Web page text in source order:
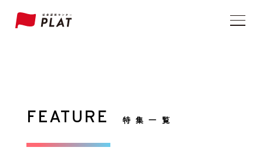
FEATURE 特 集 一 覧